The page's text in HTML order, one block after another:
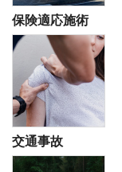
保険適応施術
交通事故